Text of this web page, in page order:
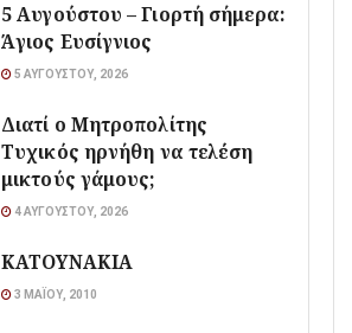
5 Αυγούστου – Γιορτή σήμερα:
Άγιος Ευσίγνιος
5 ΑΥΓΟΎΣΤΟΥ, 2026
Διατί ο Μητροπολίτης
Τυχικός ηρνήθη να τελέση
μικτούς γάμους;
4 ΑΥΓΟΎΣΤΟΥ, 2026
ΚΑΤΟΥΝΑΚΙΑ
3 ΜΑΪ́ΟΥ, 2010